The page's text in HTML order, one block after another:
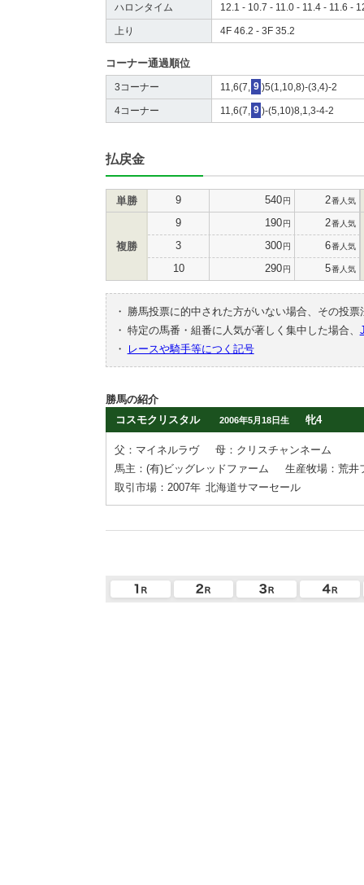
ハロンタイム 12.1 - 10.7 - 11.0 - 11.4 - 11.6 -
上り 4F 46.2 - 3F 35.2
コーナー通過順位
3コーナー 11,6(7, 9 )5(1,10,8)-(3,4)-2
4コーナー 11,6(7, 9 )-(5,10)8,1,3-4-2
払戻金
単勝 9 540円 2番人気
複勝
9 190円 2番人気
3 300円 6番人気
10 290円 5番人気
・
勝馬投票に的中された方がいない場合、その投
・ 特定の馬番・組番に人気が著しく集中した場合、
・
レースや騎手等につく記号
勝馬の紹介
コスモクリスタル
2006年5月18日生 牝4
父：マイネルラヴ
母：クリスチャンネーム
馬主：(有)ビッグレッドファーム
生産牧場：荒井
取引市場：2007年 北海道サマーセール